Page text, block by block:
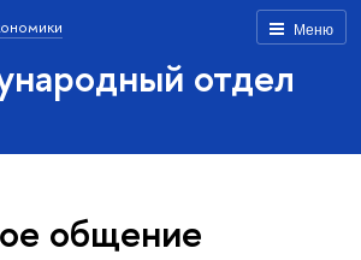
Меню
отдел
общение